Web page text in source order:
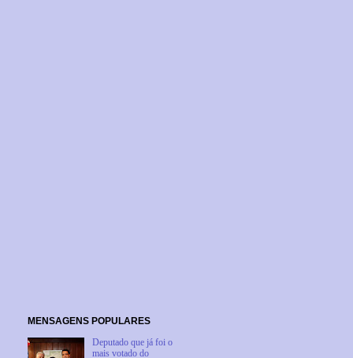
MENSAGENS POPULARES
Deputado que já foi o
mais votado do